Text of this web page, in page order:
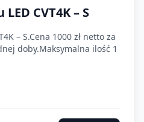
CVT4K – S
– S.Cena 1000 zł netto za
doby.Maksymalna ilość 1